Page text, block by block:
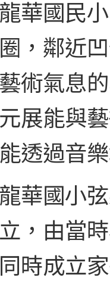
龍華國民
圈，鄰近
藝術氣息
元展能與
能透過音
龍華國小
立，由當
同時成立